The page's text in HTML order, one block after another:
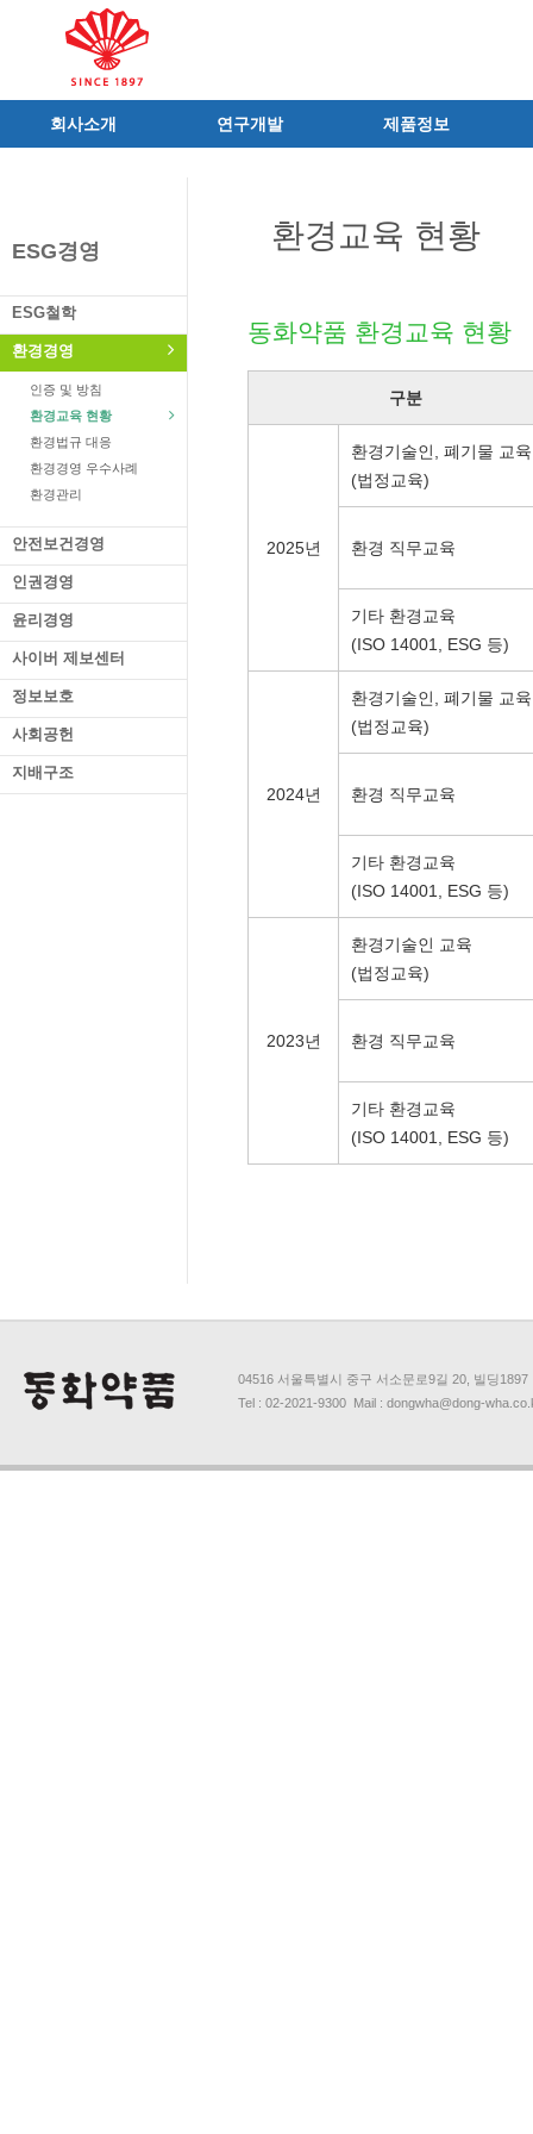
회사소개
사가
연구소/공장
가족친화우수기업
오시는길
가족회사
연구개발
조직 및 업무
기술혁신 네트워크
제품정보
전문의약품
의약외품
건강기능식품
식품ㆍ음료
공산품ㆍ기타
ESG경영
ESG철학
환경경영
인증 및 방침
환경교육 현황
환경법규 대응
환경경영 우수사례
환경관리
안전보건경영
인권경영
윤리경영
사이버 제보센터
정보보호
사회공헌
지배구조
환경교육 현황
동화약품 환경교육 현황
구분
2025년
환경기술인, 폐기물 교육
(법정교육)
환경 직무교육
기타 환경교육
(ISO 14001, ESG 등)
2024년
환경기술인, 폐기물 교육
(법정교육)
환경 직무교육
기타 환경교육
(ISO 14001, ESG 등)
2023년
환경기술인 교육
(법정교육)
환경 직무교육
기타 환경교육
(ISO 14001, ESG 등)
04516 서울특별시 중구 서소문로9길 20, 빌딩1897
Tel : 02-2021-9300 Mail : dongwha@dong-